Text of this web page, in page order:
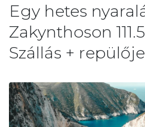
Egy hetes
Zakynthoson
Szállás +